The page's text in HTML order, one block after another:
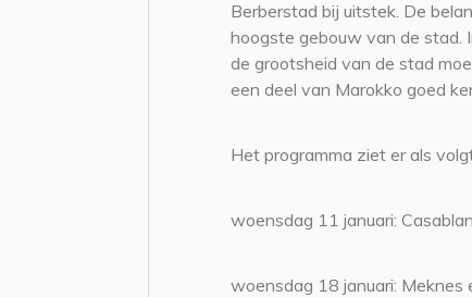
Berberstad bij uitstek. De
hoogste gebouw van de stad.
de grootsheid van de stad
een deel van Marokko goed
Het programma ziet er als
woensdag 11 januari:
woensdag 18 januari: Meknes